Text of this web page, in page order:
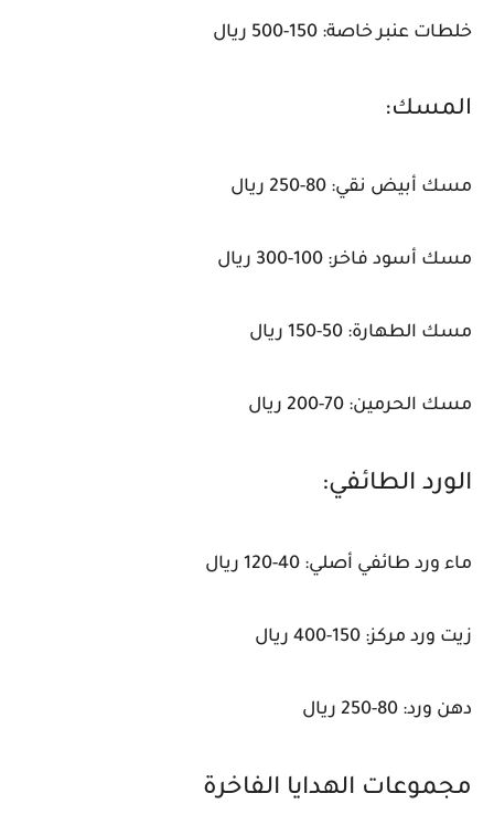
خلطات عنبر خاصة: 150-500 ريال
المسك:
مسك أبيض نقي: 80-250 ريال
مسك أسود فاخر: 100-300 ريال
مسك الطهارة: 50-150 ريال
مسك الحرمين: 70-200 ريال
الورد الطائفي:
ماء ورد طائفي أصلي: 40-120 ريال
زيت ورد مركز: 150-400 ريال
دهن ورد: 80-250 ريال
مجموعات الهدايا الفاخرة